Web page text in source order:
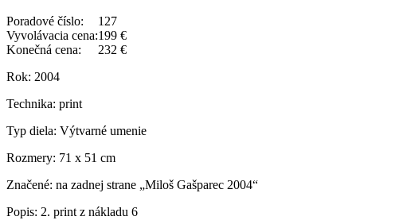
Poradové číslo:
127
Vyvolávacia cena:199 €
Konečná cena:
232 €
Rok: 2004
Technika: print
Typ diela: Výtvarné umenie
Rozmery: 71 x 51 cm
Značené: na zadnej strane „Miloš Gašparec 2004“
Popis: 2. print z nákladu 6